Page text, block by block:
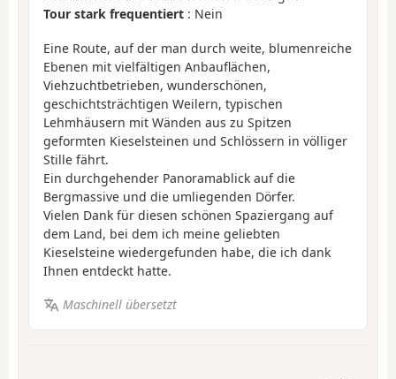
Tour stark frequentiert : Nein
Eine Route, auf der man durch weite, blumenreiche
Ebenen mit vielfältigen Anbauflächen,
Viehzuchtbetrieben, wunderschönen,
geschichtsträchtigen Weilern, typischen
Lehmhäusern mit Wänden aus zu Spitzen
geformten Kieselsteinen und Schlössern in völliger
Stille fährt.
Ein durchgehender Panoramablick auf die
Bergmassive und die umliegenden Dörfer.
Vielen Dank für diesen schönen Spaziergang auf
dem Land, bei dem ich meine geliebten
Kieselsteine wiedergefunden habe, die ich dank
Ihnen entdeckt hatte.
Maschinell übersetzt